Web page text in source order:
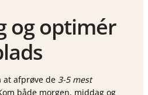
og optimér
at afprøve de 3-5 mest
både morgen, middag og